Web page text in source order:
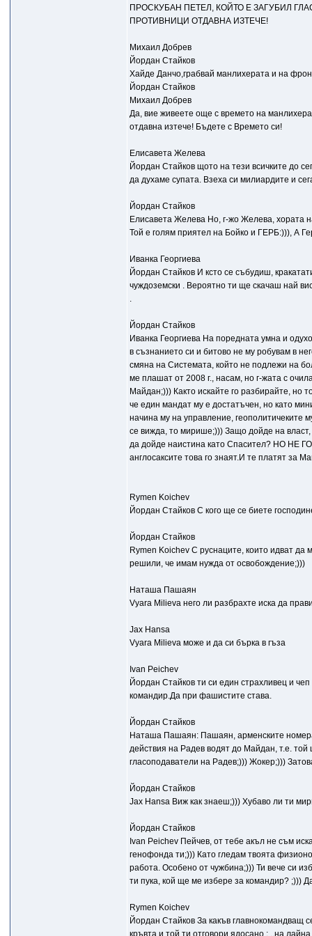
ПРОСКУБАН ПЕТЕЛ, КОЙТО Е ЗАГУБИЛ
ПРОТИВНИЦИ ОТДАВНА ИЗТЕЧЕ!
Михаил Добрев
Йордан Стайков
Хайде Данчо,грабвай манлихерата и на
Йордан Стайков
Михаил Добрев
Да, вие живеете още с времето на
отдавна изтече! Бъдете с Времето си!
Елисавета Желева
Йордан Стайков щото на тези всичките до
да духаме супата. Взеха си милиардите и
Йордан Стайков
Елисавета Желева Но, г-жо Желева, хората
Той е голям приятел на Бойко и ГЕРБ:))), А
Иванка Георгиева
Йордан Стайков И ксто се събудиш,
чуждоземски . Вероятно ти ще скачаш най
.
Йордан Стайков
Иванка Георгиева На поредната умна и
в съзнанието си и битово не му робувам в
смяна на Системата, който не подлежи на
ме плашат от 2008 г., насам, но г-жата с
Майдан;))) Както искайте го разбирайте, но
че един мандат му е достатъчен, но като
начина му на управление, геополитичеките
се вижда, то мирише;))) Защо дойде на
да дойде наистина като Спасител? НО НЕ
англосаксите това го знаят.И те платят за
Rymen Koichev
Йордан Стайков С кого ще се биете
Йордан Стайков
Rymen Koichev С руснаците, които идват да
решили, че имам нужда от освобождение;)))
Наташа Пашаян
Vyara Milieva него ли разбрахте иска да
Jax Hansa
Vyara Milieva може и да си бърка в гъза
Ivan Peichev
Йордан Стайков ти си един страхливец и
командир.Да при фашистите става.
Йордан Стайков
Наташа Пашаян: Пашаян, арменските
действия на Радев водят до Майдан, т.е.
гласоподаватели на Радев;))) Жокер;)))
Йордан Стайков
Jax Hansa Виж как знаеш;))) Хубаво ли ти
Йордан Стайков
Ivan Peichev Пейчев, от тебе акъл не съм
генофонда ти;))) Като гледам твоята
работа. Особено от чужбина;))) Ти вече си
ти пука, кой ще ме избере за командир? ;)))
Rymen Koichev
Йордан Стайков За какъв главнокомандващ
кръвта и той ти отговори ядосано : ,,на